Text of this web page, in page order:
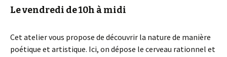
Le vendredi de 10h à midi
Cet atelier vous propose de découvrir la nature de manière
poétique et artistique. Ici, on dépose le cerveau rationnel et